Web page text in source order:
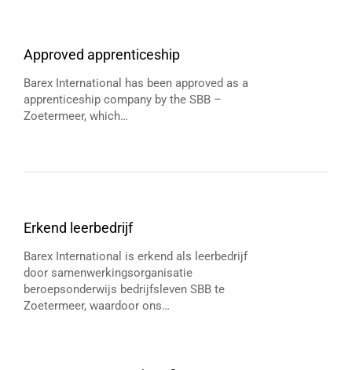
Approved apprenticeship
Barex International has been approved as a
apprenticeship company by the SBB –
Zoetermeer, which…
Erkend leerbedrijf
Barex International is erkend als leerbedrijf
door samenwerkingsorganisatie
beroepsonderwijs bedrijfsleven SBB te
Zoetermeer, waardoor ons…